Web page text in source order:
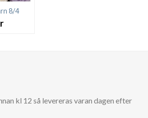
8/4
kl 12 så levereras varan dagen efter